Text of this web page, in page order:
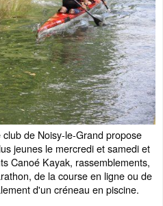
club de Noisy-le-Grand propose
jeunes le mercredi et samedi et
Canoé Kayak, rassemblements,
de la course en ligne ou de
d'un créneau en piscine.